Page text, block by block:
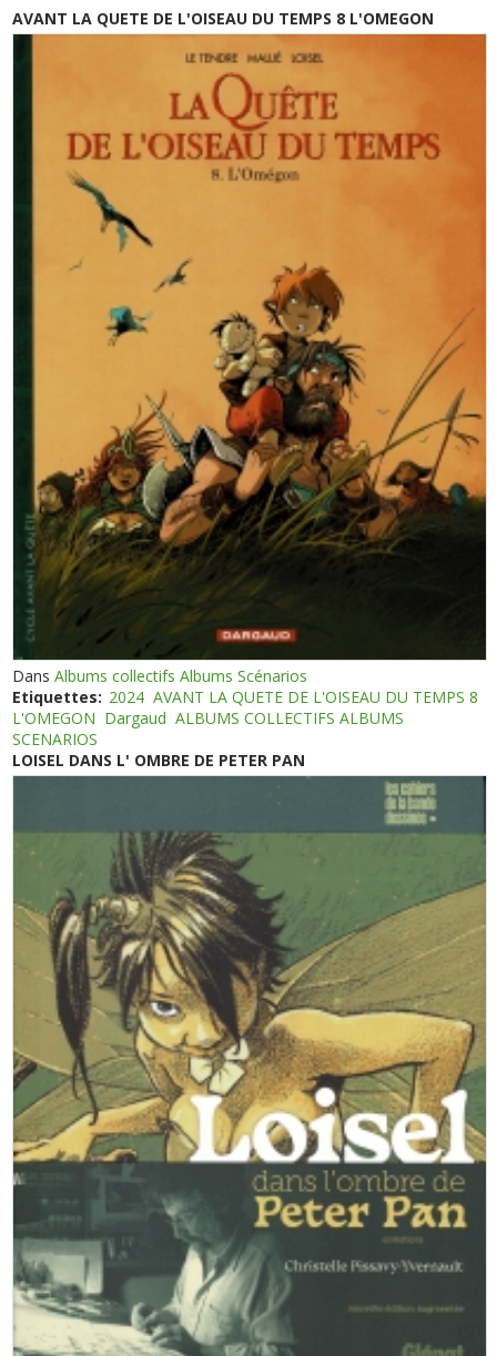
AVANT LA QUETE DE L'OISEAU DU TEMPS 8 L'OMEGON
DansAlbums collectifs Albums Scénarios
Etiquettes: 2024 AVANT LA QUETE DE L'OISEAU DU TEMPS 8
L'OMEGON Dargaud ALBUMS COLLECTIFS ALBUMS
SCENARIOS
LOISEL DANS L' OMBRE DE PETER PAN